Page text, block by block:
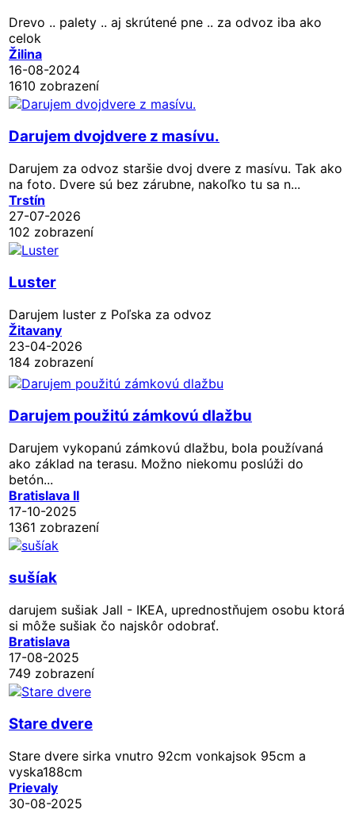
Drevo .. palety .. aj skrútené pne .. za odvoz iba ako
celok
Žilina
16-08-2024
1610 zobrazení
Darujem dvojdvere z masívu.
Darujem za odvoz staršie dvoj dvere z masívu. Tak ako
na foto. Dvere sú bez zárubne, nakoľko tu sa n...
Trstín
27-07-2026
102 zobrazení
Luster
Darujem luster z Poľska za odvoz
Žitavany
23-04-2026
184 zobrazení
Darujem použitú zámkovú dlažbu
Darujem vykopanú zámkovú dlažbu, bola používaná
ako základ na terasu. Možno niekomu poslúži do
betón...
Bratislava II
17-10-2025
1361 zobrazení
sušíak
darujem sušiak Jall - IKEA, uprednostňujem osobu ktorá
si môže sušiak čo najskôr odobrať.
Bratislava
17-08-2025
749 zobrazení
Stare dvere
Stare dvere sirka vnutro 92cm vonkajsok 95cm a
vyska188cm
Prievaly
30-08-2025